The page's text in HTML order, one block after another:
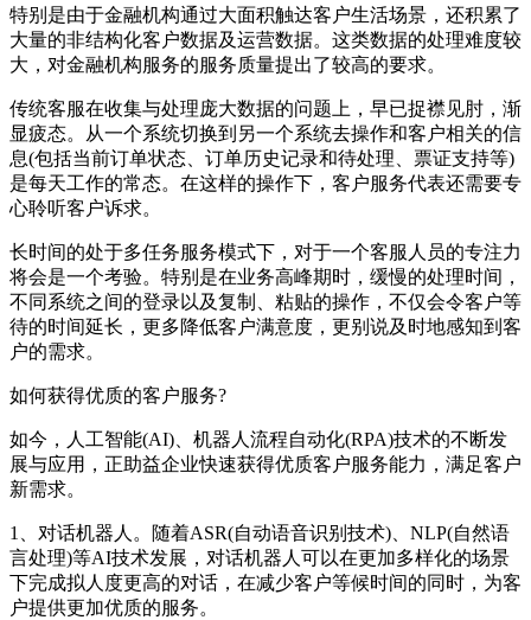
特别是由于金融机构通过大面积触达客户生活场景，还积累了
大量的非结构化客户数据及运营数据。这类数据的处理难度较
大，对金融机构服务的服务质量提出了较高的要求。
传统客服在收集与处理庞大数据的问题上，早已捉襟见肘，渐
显疲态。从一个系统切换到另一个系统去操作和客户相关的信
息(包括当前订单状态、订单历史记录和待处理、票证支持等)
是每天工作的常态。在这样的操作下，客户服务代表还需要专
心聆听客户诉求。
长时间的处于多任务服务模式下，对于一个客服人员的专注力
将会是一个考验。特别是在业务高峰期时，缓慢的处理时间，
不同系统之间的登录以及复制、粘贴的操作，不仅会令客户等
待的时间延长，更多降低客户满意度，更别说及时地感知到客
户的需求。
如何获得优质的客户服务?
如今，人工智能(AI)、机器人流程自动化(RPA)技术的不断发
展与应用，正助益企业快速获得优质客户服务能力，满足客户
新需求。
1、对话机器人。随着ASR(自动语音识别技术)、NLP(自然语
言处理)等AI技术发展，对话机器人可以在更加多样化的场景
下完成拟人度更高的对话，在减少客户等候时间的同时，为客
户提供更加优质的服务。